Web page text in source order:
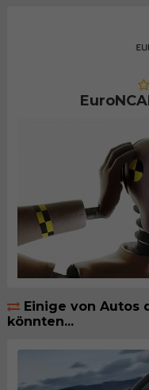
Einige von Autos
könnten...